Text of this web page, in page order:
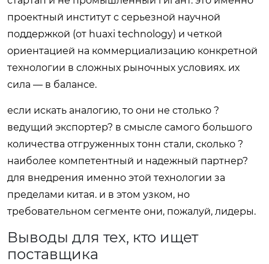
проектный институт с серьезной научной
поддержкой (от huaxi technology) и четкой
ориентацией на коммерциализацию конкретной
технологии в сложных рыночных условиях. их
сила — в балансе.
если искать аналогию, то они не столько ?
ведущий экспортер? в смысле самого большого
количества отгруженных тонн стали, сколько ?
наиболее компетентный и надежный партнер?
для внедрения именно этой технологии за
пределами китая. и в этом узком, но
требовательном сегменте они, пожалуй, лидеры.
Выводы для тех, кто ищет
поставщика